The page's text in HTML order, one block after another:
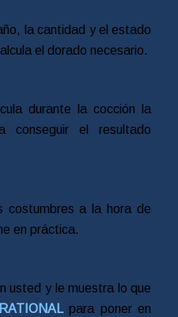
la cantidad y el estado
el dorado necesario.
durante la cocción la
conseguir el resultado
costumbres a la hora de
en práctica.
usted y le muestra lo que
RATIONALpara poner en